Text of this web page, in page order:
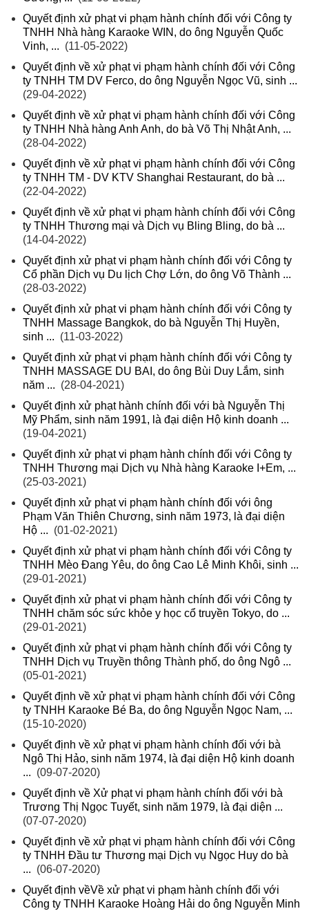
Quyết định xử phạt vi phạm hành chính đối với Công ty
TNHH Nhà hàng Karaoke WIN, do ông Nguyễn Quốc
Vinh, ... (11-05-2022)
Quyết định về xử phạt vi phạm hành chính đối với Công
ty TNHH TM DV Ferco, do ông Nguyễn Ngọc Vũ, sinh ...
(29-04-2022)
Quyết định về xử phạt vi phạm hành chính đối với Công
ty TNHH Nhà hàng Anh Anh, do bà Võ Thị Nhật Anh, ...
(28-04-2022)
Quyết định về xử phạt vi phạm hành chính đối với Công
ty TNHH TM - DV KTV Shanghai Restaurant, do bà ...
(22-04-2022)
Quyết định về xử phạt vi phạm hành chính đối với Công
ty TNHH Thương mại và Dịch vụ Bling Bling, do bà ...
(14-04-2022)
Quyết định xử phạt vi phạm hành chính đối với Công ty
Cổ phần Dịch vụ Du lịch Chợ Lớn, do ông Võ Thành ...
(28-03-2022)
Quyết định xử phạt vi phạm hành chính đối với Công ty
TNHH Massage Bangkok, do bà Nguyễn Thị Huyền,
sinh ... (11-03-2022)
Quyết định xử phạt vi phạm hành chính đối với Công ty
TNHH MASSAGE DU BAI, do ông Bùi Duy Lắm, sinh
năm ... (28-04-2021)
Quyết định xử phạt hành chính đối với bà Nguyễn Thị
Mỹ Phẩm, sinh năm 1991, là đại diện Hộ kinh doanh ...
(19-04-2021)
Quyết định xử phạt vi phạm hành chính đối với Công ty
TNHH Thương mại Dịch vụ Nhà hàng Karaoke I+Em, ...
(25-03-2021)
Quyết định xử phạt vi phạm hành chính đối với ông
Phạm Văn Thiên Chương, sinh năm 1973, là đại diện
Hộ ... (01-02-2021)
Quyết định xử phạt vi phạm hành chính đối với Công ty
TNHH Mèo Đang Yêu, do ông Cao Lê Minh Khôi, sinh ...
(29-01-2021)
Quyết định xử phạt vi phạm hành chính đối với Công ty
TNHH chăm sóc sức khỏe y học cổ truyền Tokyo, do ...
(29-01-2021)
Quyết định xử phạt vi phạm hành chính đối với Công ty
TNHH Dịch vụ Truyền thông Thành phố, do ông Ngô ...
(05-01-2021)
Quyết định về xử phạt vi phạm hành chính đối với Công
ty TNHH Karaoke Bé Ba, do ông Nguyễn Ngọc Nam, ...
(15-10-2020)
Quyết định về xử phạt vi phạm hành chính đối với bà
Ngô Thị Hảo, sinh năm 1974, là đại diện Hộ kinh doanh
... (09-07-2020)
Quyết định về Xử phạt vi phạm hành chính đối với bà
Trương Thị Ngọc Tuyết, sinh năm 1979, là đại diện ...
(07-07-2020)
Quyết định về xử phạt vi phạm hành chính đối với Công
ty TNHH Đầu tư Thương mại Dịch vụ Ngọc Huy do bà
... (06-07-2020)
Quyết định vềVề xử phạt vi phạm hành chính đối với
Công ty TNHH Karaoke Hoàng Hải do ông Nguyễn Minh